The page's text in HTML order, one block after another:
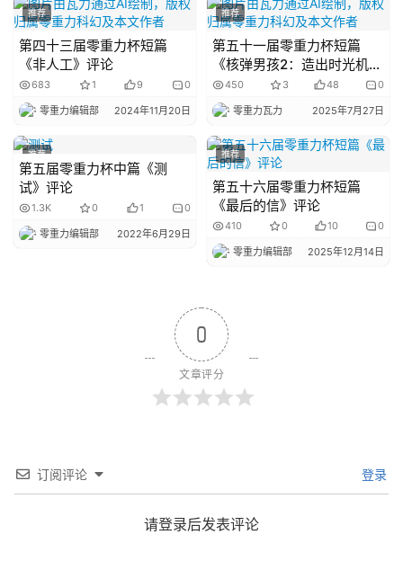
库推荐
第四十三届零重力杯短篇
《非人工》评论
683 1 9 0
零重力编辑部 2024年11月20日
推荐
第五十一届零重力杯短篇
《核弹男孩2：造出时光机》
评论
450 3 48 0
零重力瓦力 2025年7月27日
推荐
第五届零重力杯中篇《测
试》评论
1.3K 0 1 0
零重力编辑部 2022年6月29日
推荐
第五十六届零重力杯短篇
《最后的信》评论
410 0 10 0
零重力编辑部 2025年12月14日
0
文章评分
订阅评论 登录
请登录后发表评论